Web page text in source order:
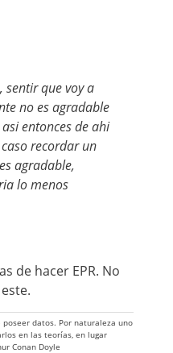
sentir que voy a
no es agradable
entonces de ahi
recordar un
agradable,
lo menos
de hacer EPR. No
datos. Por naturaleza uno
en las teorías, en lugar
Conan Doyle